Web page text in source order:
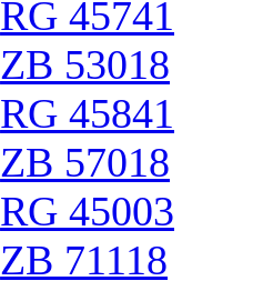
RG 45741
ZB 53018
RG 45841
ZB 57018
RG 45003
ZB 71118